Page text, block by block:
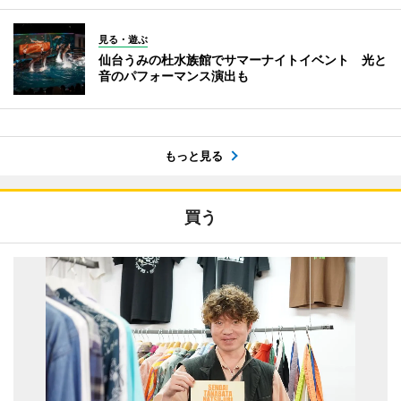
見る・遊ぶ
仙台うみの杜水族館でサマーナイトイベント 光と
音のパフォーマンス演出も
もっと見る
買う